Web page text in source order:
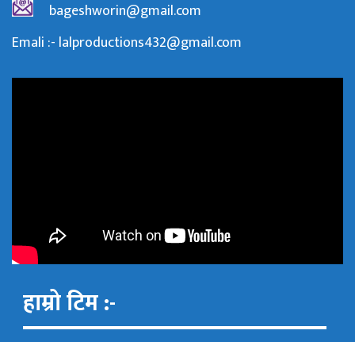
bageshworin@gmail.com
Emali :- lalproductions432@gmail.com
हाम्रो टिम :-